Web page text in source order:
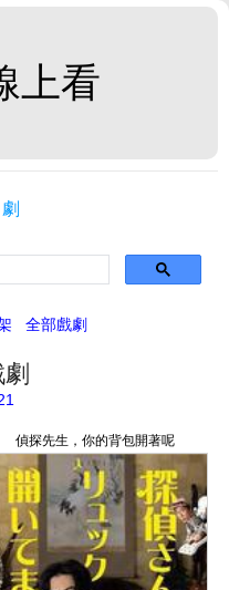
上看
全部戲劇
偵探先生，你的背包開著呢